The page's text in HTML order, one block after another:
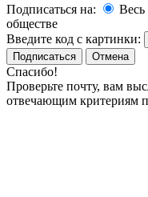
Подписаться на:
Весь
обществе
Введите код с картинки:
Подписаться
Отмена
Спасибо!
Проверьте почту, вам
отвечающим критериям